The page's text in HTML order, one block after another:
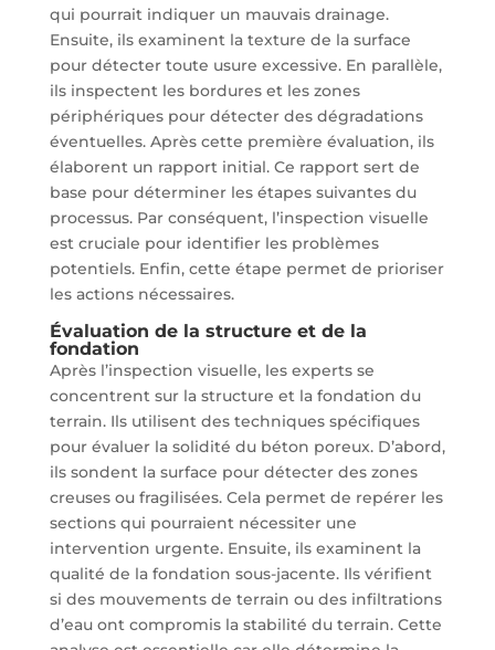
qui pourrait indiquer un mauvais drainage.
Ensuite, ils examinent la texture de la surface
pour détecter toute usure excessive. En parallèle,
ils inspectent les bordures et les zones
périphériques pour détecter des dégradations
éventuelles. Après cette première évaluation, ils
élaborent un rapport initial. Ce rapport sert de
base pour déterminer les étapes suivantes du
processus. Par conséquent, l’inspection visuelle
est cruciale pour identifier les problèmes
potentiels. Enfin, cette étape permet de prioriser
les actions nécessaires.
Évaluation de la structure et de la
fondation
Après l’inspection visuelle, les experts se
concentrent sur la structure et la fondation du
terrain. Ils utilisent des techniques spécifiques
pour évaluer la solidité du béton poreux. D’abord,
ils sondent la surface pour détecter des zones
creuses ou fragilisées. Cela permet de repérer les
sections qui pourraient nécessiter une
intervention urgente. Ensuite, ils examinent la
qualité de la fondation sous-jacente. Ils vérifient
si des mouvements de terrain ou des infiltrations
d’eau ont compromis la stabilité du terrain. Cette